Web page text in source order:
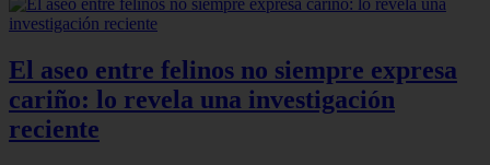
El aseo entre felinos no siempre expresa
cariño: lo revela una investigación
reciente